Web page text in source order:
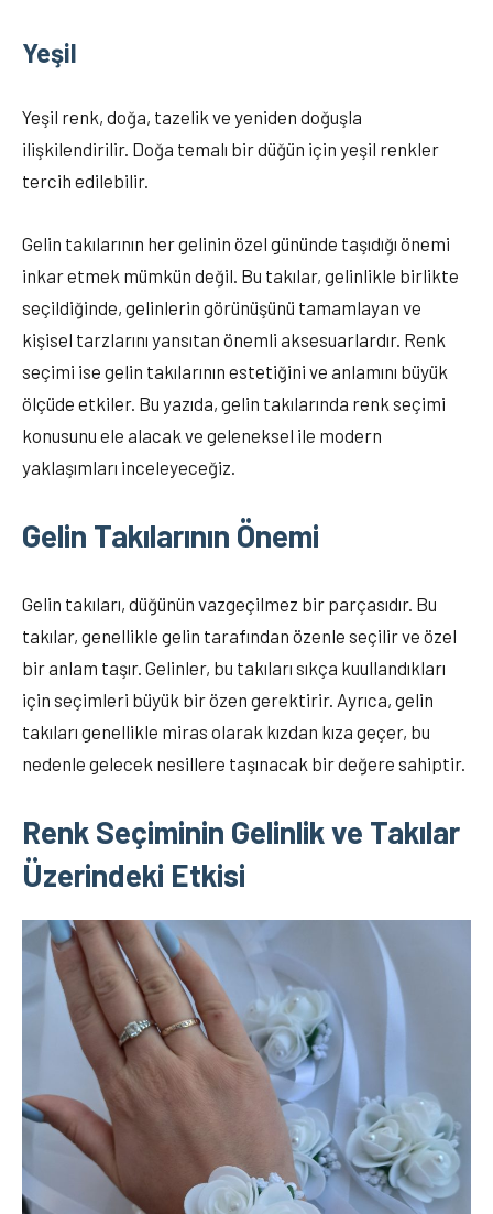
Yeşil
Yeşil renk, doğa, tazelik ve yeniden doğuşla
ilişkilendirilir. Doğa temalı bir düğün için yeşil renkler
tercih edilebilir.
Gelin takılarının her gelinin özel gününde taşıdığı önemi
inkar etmek mümkün değil. Bu takılar, gelinlikle birlikte
seçildiğinde, gelinlerin görünüşünü tamamlayan ve
kişisel tarzlarını yansıtan önemli aksesuarlardır. Renk
seçimi ise gelin takılarının estetiğini ve anlamını büyük
ölçüde etkiler. Bu yazıda, gelin takılarında renk seçimi
konusunu ele alacak ve geleneksel ile modern
yaklaşımları inceleyeceğiz.
Gelin Takılarının Önemi
Gelin takıları, düğünün vazgeçilmez bir parçasıdır. Bu
takılar, genellikle gelin tarafından özenle seçilir ve özel
bir anlam taşır. Gelinler, bu takıları sıkça kuullandıkları
için seçimleri büyük bir özen gerektirir. Ayrıca, gelin
takıları genellikle miras olarak kızdan kıza geçer, bu
nedenle gelecek nesillere taşınacak bir değere sahiptir.
Renk Seçiminin Gelinlik ve Takılar
Üzerindeki Etkisi